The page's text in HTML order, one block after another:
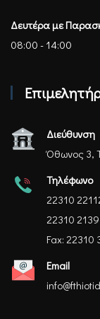
Δευτέρα με
08:00 - 14:00
Διεύθυνση
Όθωνος 3,
Τηλέφωνο
22310
22310
Fax: 22310
Email